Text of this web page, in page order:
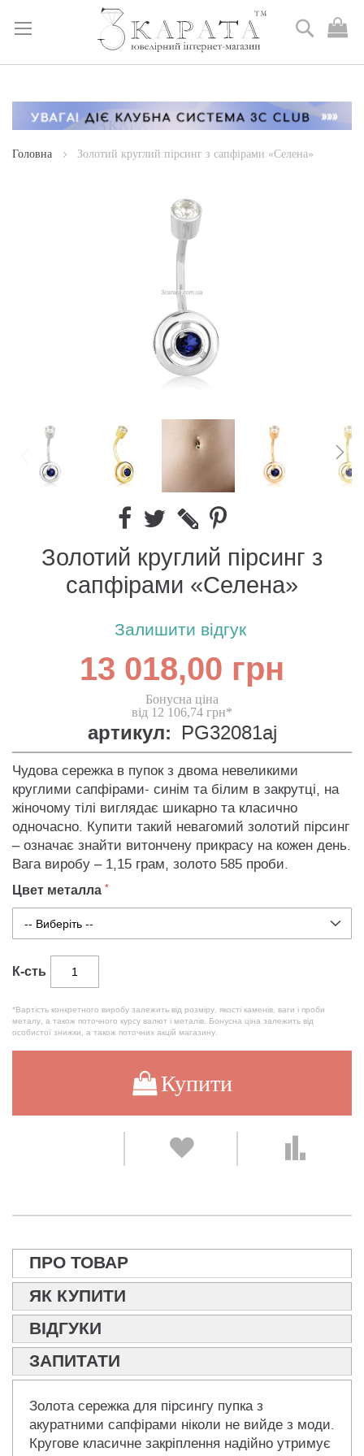
Skip
Content
Пошук
Головна Золотий круглий пірсинг з сапфірами «Селена»
Золотий круглий пірсинг з
сапфірами «Селена»
Залишити відгук
13 018,00 грн
Бонусна ціна
від 12 106,74 грн*
артикул: PG32081aj
Чудова сережка в пупок з двома невеликими
круглими сапфірами- синім та білим в закрутці, на
жіночому тілі виглядає шикарно та класично
одночасно. Купити такий невагомий золотий пірсинг
– означає знайти витончену прикрасу на кожен день.
Вага виробу – 1,15 грам, золото 585 проби.
Цвет металла
К-сть
*Вартість конкретного виробу залежить від розміру, якості каменів, ваги і проби
металу, а також поточного курсу валют і металів. Бонусна ціна залежить від
особистої знижки, а також поточних акцій магазину.
Купити
ПРО ТОВАР
ЯК КУПИТИ
ВІДГУКИ
ЗАПИТАТИ
Золота сережка для пірсингу пупка з
акуратними сапфірами ніколи не вийде з моди.
Кругове класичне закріплення надійно утримує